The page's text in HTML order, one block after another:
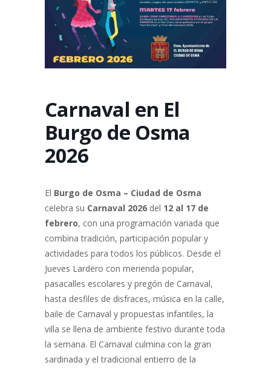
Carnaval en El
Burgo de Osma
2026
El Burgo de Osma – Ciudad de Osma
celebra su Carnaval 2026 del 12 al 17 de
febrero, con una programación variada que
combina tradición, participación popular y
actividades para todos los públicos. Desde el
Jueves Lardero con merienda popular,
pasacalles escolares y pregón de Carnaval,
hasta desfiles de disfraces, música en la calle,
baile de Carnaval y propuestas infantiles, la
villa se llena de ambiente festivo durante toda
la semana. El Carnaval culmina con la gran
sardinada y el tradicional entierro de la